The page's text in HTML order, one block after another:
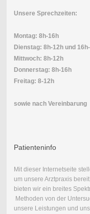
Unsere Sprechzeiten:
Montag: 8h-16h
Dienstag: 8h-12h und
Mittwoch: 8h-12h
Donnerstag: 8h-16h
Freitag: 8-12h
sowie nach Vereinbarung
Patienteninfo
Mit dieser Internetseite
um unsere Arztpraxis
bieten wir ein breites
Methoden von der
unsere Leistungen und